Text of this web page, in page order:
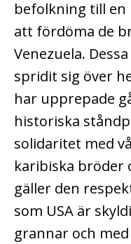
befolkning till
att fördöma de
Venezuela.
spridit sig över
har upprepade
historiska
solidaritet med
karibiska bröder
gäller den
som USA är
grannar och